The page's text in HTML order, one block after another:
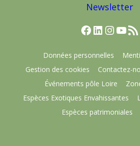
Newsletter
Facebook
LinkedIn
Flux RSS
Données personnelles
Gestion des cookies
Contactez-
Événements pôle Loire
Espèces Exotiques Envahissantes
Espèces patrimoniales